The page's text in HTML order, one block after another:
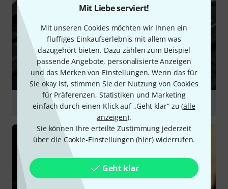
Mit Liebe serviert!
Mit unseren Cookies möchten wir Ihnen ein
fluffiges Einkaufserlebnis mit allem was
dazugehört bieten. Dazu zählen zum Beispiel
passende Angebote, personalisierte Anzeigen
und das Merken von Einstellungen. Wenn das für
Sie okay ist, stimmen Sie der Nutzung von Cookies
für Präferenzen, Statistiken und Marketing
einfach durch einen Klick auf „Geht klar“ zu (alle
anzeigen).
Sie können Ihre erteilte Zustimmung jederzeit
über die Cookie-Einstellungen (hier) widerrufen.
Geht klar
RATGEBER
Kleinmixer